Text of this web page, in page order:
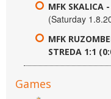
MFK SKALICA
(Saturday
MFK
STREDA 1:1
Games